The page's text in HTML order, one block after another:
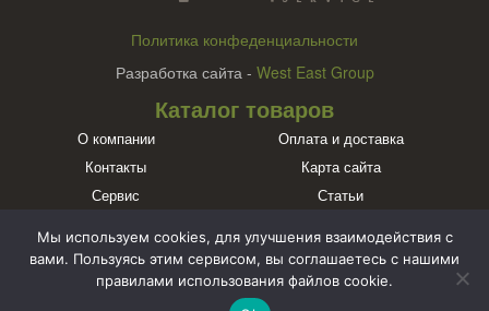
Политика конфеденциальности
Разработка сайта - West East Group
Каталог товаров
О компании
Оплата и доставка
Контакты
Карта сайта
Сервис
Статьи
Познакомьтесь с нами в социальных сетях
Мы используем cookies, для улучшения взаимодействия с
вами. Пользуясь этим сервисом, вы соглашаетесь с нашими
правилами использования файлов cookie.